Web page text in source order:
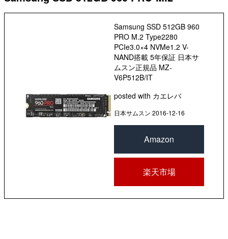
Samsung SSD 512GB 960
PRO M.2 Type2280
PCIe3.0×4 NVMe1.2 V-
NAND搭載 5年保証 日本サ
ムスン正規品 MZ-
V6P512B/IT
posted with カエレバ
日本サムスン 2016-12-16
Amazon
楽天市場